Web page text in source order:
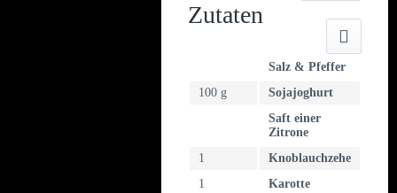
Zutaten
Salz & Pfeffer
100 g
Sojajoghurt
Saft einer
Zitrone
1
Knoblauchzehe
1
Karotte